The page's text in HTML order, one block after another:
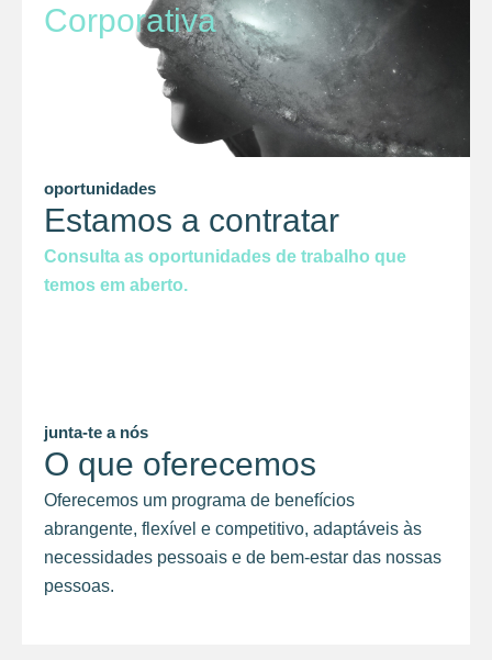
Corporativa
oportunidades
Estamos a contratar
Consulta as oportunidades de trabalho que
temos em aberto.
junta-te a nós
O que oferecemos
Oferecemos um programa de benefícios
abrangente, flexível e competitivo, adaptáveis às
necessidades pessoais e de bem-estar das nossas
pessoas.